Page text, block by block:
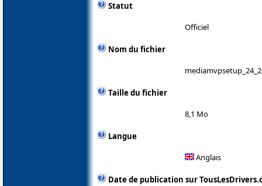
Statut
Officiel
Nom du fichier
Taille du fichier
8,1 Mo
Langue
Anglais
Date de publication sur